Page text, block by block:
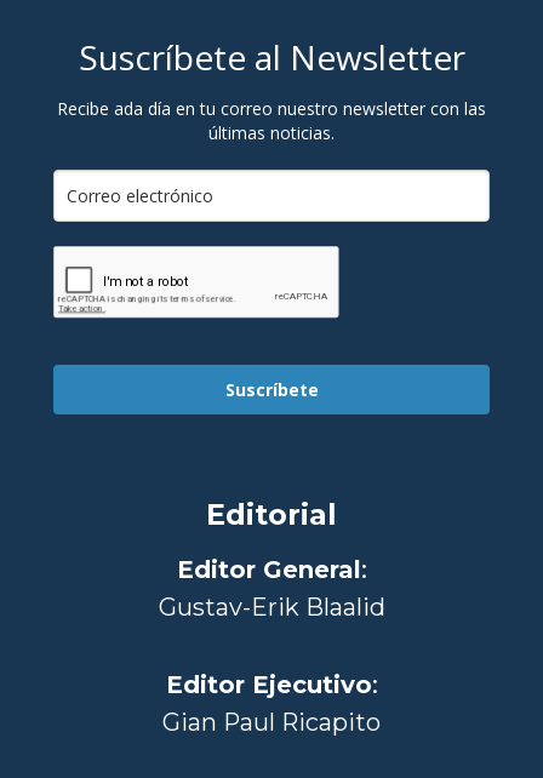
Suscríbete al Newsletter
Recibe ada día en tu correo nuestro newsletter con las
últimas noticias.
Suscríbete
Editorial
Editor General:
Gustav-Erik Blaalid
Editor Ejecutivo:
Gian Paul Ricapito